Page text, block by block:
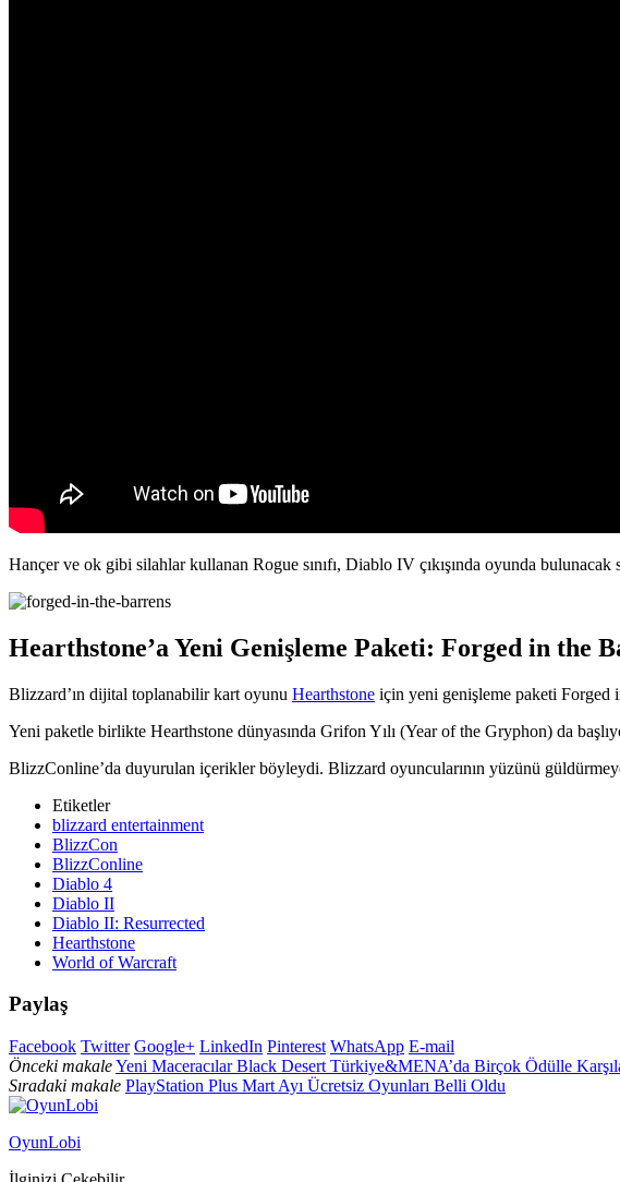
Hançer ve ok gibi silahlar kullanan Rogue sınıfı, Diablo IV çıkışında oyunda bulunacak
Hearthstone’a Yeni Genişleme Paketi: Forged in the
Blizzard’ın dijital toplanabilir kart oyunu Hearthstone için yeni genişleme paketi Forged
Yeni paketle birlikte Hearthstone dünyasında Grifon Yılı (Year of the Gryphon) da
BlizzConline’da duyurulan içerikler böyleydi. Blizzard oyuncularının yüzünü
Etiketler
blizzard entertainment
BlizzCon
BlizzConline
Diablo 4
Diablo II
Diablo II: Resurrected
Hearthstone
World of Warcraft
Paylaş
Facebook Twitter Google+ LinkedIn Pinterest WhatsApp E-mail
Önceki makaleYeni Maceracılar Black Desert Türkiye&MENA’da Birçok Ödülle
Sıradaki makale PlayStation Plus Mart Ayı Ücretsiz Oyunları Belli Oldu
OyunLobi